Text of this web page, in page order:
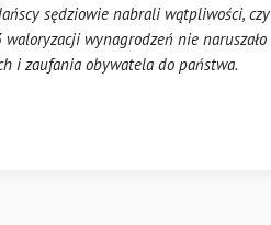
sędziowie nabrali wątpliwości, czy
wynagrodzeń nie naruszało
i zaufania obywatela do państwa.